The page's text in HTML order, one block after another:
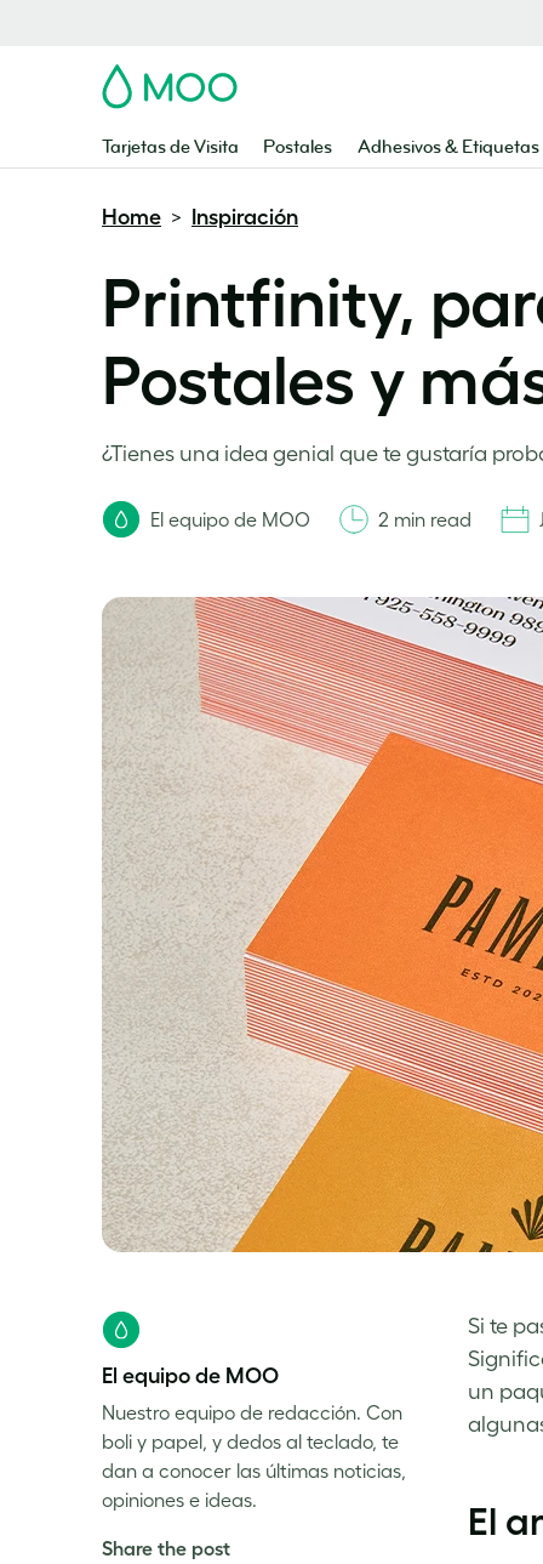
MOO
Tarjetas de Visita Postales Adhesivos & Etiquetas
Home > Inspiración
Printfinity,
Postales y
¿Tienes una idea genial que te gustaría
El equipo de MOO 2 min read
Si te
un
El
El equipo de MOO
Nuestro equipo de redacción. Con
boli y papel, y dedos al teclado, te
dan a conocer las últimas noticias,
opiniones e ideas.
Share the post